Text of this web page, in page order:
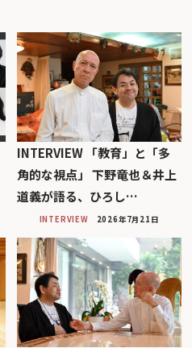
INTERVIEW 「教育」と「多
角的な視点」 下野竜也＆井上
道義が語る、ひろし…
INTERVIEW 2026年7月21日